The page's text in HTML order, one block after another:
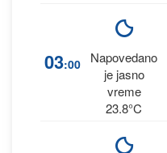
03:00
Napovedano
je jasno
vreme
23.8°C